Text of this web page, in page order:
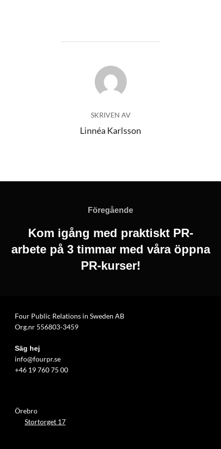
INLÄGGSFÖRFATTARE
SKRIVEN AV
Linnéa Karlsson
Föregående
Föregående
Kom igång med praktiskt PR-
arbete på 3 timmar med våra öppna
PR-kurser!
Four Public Relations in Sweden AB
Org.nr 556803-3459
Säg hej
info@fourpr.se
+46 19 760 75 00
Örebro
Stortorget 17